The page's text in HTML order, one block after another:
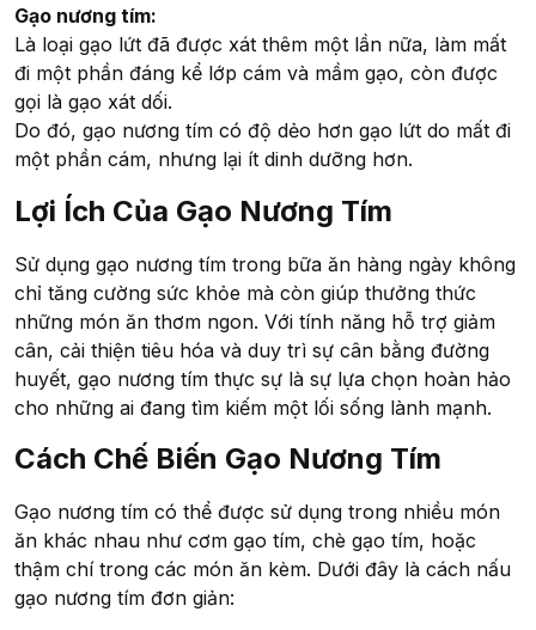
Gạo nương tím:
Là loại gạo lứt đã được xát thêm một lần nữa, làm mất
đi một phần đáng kể lớp cám và mầm gạo, còn được
gọi là gạo xát dối.
Do đó, gạo nương tím có độ dẻo hơn gạo lứt do mất đi
một phần cám, nhưng lại ít dinh dưỡng hơn.
Lợi Ích Của Gạo Nương Tím
Sử dụng gạo nương tím trong bữa ăn hàng ngày không
chỉ tăng cường sức khỏe mà còn giúp thưởng thức
những món ăn thơm ngon. Với tính năng hỗ trợ giảm
cân, cải thiện tiêu hóa và duy trì sự cân bằng đường
huyết, gạo nương tím thực sự là sự lựa chọn hoàn hảo
cho những ai đang tìm kiếm một lối sống lành mạnh.
Cách Chế Biến Gạo Nương Tím
Gạo nương tím có thể được sử dụng trong nhiều món
ăn khác nhau như cơm gạo tím, chè gạo tím, hoặc
thậm chí trong các món ăn kèm. Dưới đây là cách nấu
gạo nương tím đơn giản: